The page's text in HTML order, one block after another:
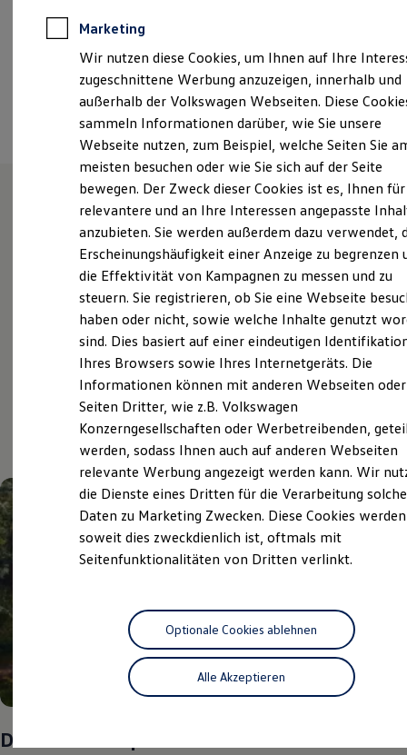
Sommer-Special
Reparatur, Pflege & Inspektion
Servicetermin anfragen
Service-Vorteile bei Volkswagen Nutzfahrzeuge
Economy Service
Räder & Reifen Service
Ersatzfahrzeuge
Notdienst und Pannenhilfe
Software, Konnektivität & Apps
California App
VW Connect für Ihren ID. Buzz
VW Connect für Ihren Transporter/Caravelle
VW Connect für Ihren Amarok
VW Connect für andere Modelle
Connect Pro
Fleet Interface Data
Multistop Pathfinder
Übersicht Software Updates
Hilfreiches für Besitzer
Fahrerassistenz- und Sicherheitssysteme
Kontrollleuchten
Kurzfahrprofile und Ölverdünnung
Batterieverordnung
XTL-Dieselkraftstoff
Ersatzteile und Betriebsflüssigkeiten
Original Zubehör und Lifestyle Produkte
myVolkswagen Business
Elektrisch & Autonom
Elektro - & Hybridfahrzeuge
Klimafreundlicher Strom
Ladezeitensimulator
Ladelösungen für Privatkunden
Ladelösungen für Gewerbekunden
Wallbox und Ladekabel
Bidirektionales Laden
Förderung & Kosten der Elektrofahrzeuge
Kostensimulator
Ansprechpartner
Termin vereinbaren
Unsere Leistungenim
Überblick
Service
Aktuelle Highlights
und Angebote
Das Sommer-Special
Marketing
Wir nutzen diese Cookies, um Ihnen auf Ihre
zugeschnittene Werbung anzuzeigen, innerhalb und
außerhalb der Volkswagen Webseiten. Diese
sammeln Informationen darüber, wie Sie unsere
Webseite nutzen, zum Beispiel, welche Seiten Sie
meisten besuchen oder wie Sie sich auf der Seite
bewegen. Der Zweck dieser Cookies ist es, Ihnen für
relevantere und an Ihre Interessen angepasste
anzubieten. Sie werden außerdem dazu verwendet,
Erscheinungshäufigkeit einer Anzeige zu begrenzen
die Effektivität von Kampagnen zu messen und zu
steuern. Sie registrieren, ob Sie eine Webseite
haben oder nicht, sowie welche Inhalte genutzt
sind. Dies basiert auf einer eindeutigen
Ihres Browsers sowie Ihres Internetgeräts. Die
Informationen können mit anderen Webseiten oder
Seiten Dritter, wie z.B. Volkswagen
Konzerngesellschaften oder Werbetreibenden,
werden, sodass Ihnen auch auf anderen Webseiten
relevante Werbung angezeigt werden kann. Wir
die Dienste eines Dritten für die Verarbeitung
Daten zu Marketing Zwecken. Diese Cookies
soweit dies zweckdienlich ist, oftmals mit
Seitenfunktionalitäten von Dritten verlinkt.
Alle Akzeptieren
Optionale Cookies ablehnen